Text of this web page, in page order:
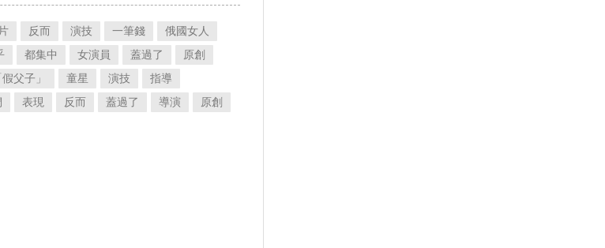
反而 演技 一筆錢
俄國女人
都集中 女演員 蓋過了
原創
假父子」 童星 演技
指導
表現 反而 蓋過了 導演 原創